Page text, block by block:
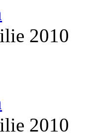
2010
2010